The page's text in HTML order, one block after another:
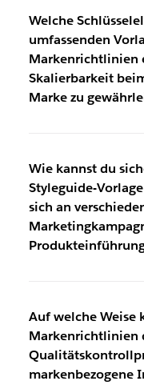
Welche
umfassenden
Markenrichtlinien
Skalierbarkeit
Marke zu
Wie kannst du
Styleguide-
sich an
Auf welche Weise
Markenrichtlinien
markenbezogene